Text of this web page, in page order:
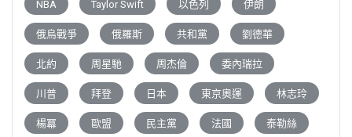
NBA Taylor Swift 以色列 伊朗
俄烏戰爭 俄羅斯 共和黨 劉德華
北約 周星馳 周杰倫 委內瑞拉
川普 拜登 日本 東京奧運 林志玲
楊冪 歐盟 民主黨 法國 泰勒絲